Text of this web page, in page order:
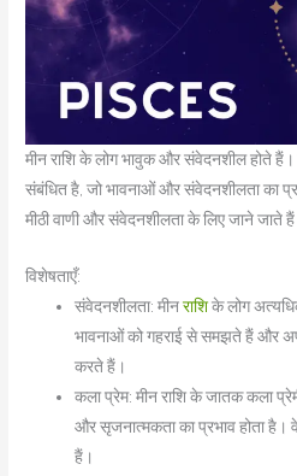
मीन राशि के लोग भावुक और संवेदनशील होते हैं।
संबंधित है, जो भावनाओं और संवेदनशीलता का
मीठी वाणी और संवेदनशीलता के लिए जाने जाते
विशेषताएँ:
संवेदनशीलता: मीनराशिके लोग
भावनाओं को गहराई से समझते हैं और
करते हैं।
कला प्रेम: मीन राशि के जातक कला
और सृजनात्मकता का प्रभाव होता है।
हैं।